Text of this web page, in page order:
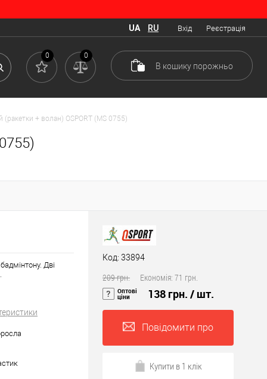
Вхід Реєстрація
UA RU
0 0
В кошику порожньо
(ракетки + волан) OSPORT (MS 0755)
Дві
Код: 33894
209 грн. Економія: 71 грн.
Оптові
ціни 138 грн. / шт.
Повідомити про
наявність
Купити в 1 клік